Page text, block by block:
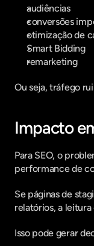
audiências
conversões
otimização de
Smart Bidding
remarketing
Ou seja, tráfego
Impacto
Para SEO, o
performance de
Se páginas de
relatórios, a
Isso pode gerar